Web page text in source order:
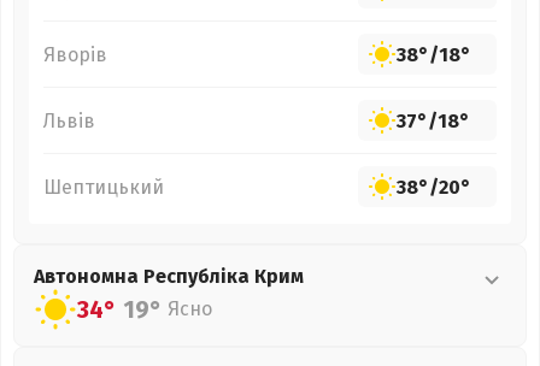
Яворів 38°/18°
Львів 37°/18°
Шептицький 38°/20°
Автономна Республіка Крим
34° 19° Ясно